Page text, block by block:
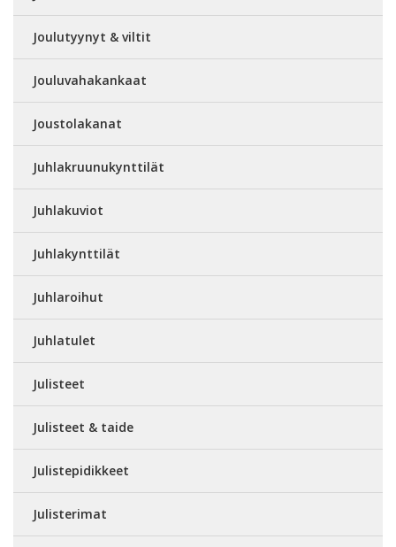
Joulutyynyt & viltit
Jouluvahakankaat
Joustolakanat
Juhlakruunukynttilät
Juhlakuviot
Juhlakynttilät
Juhlaroihut
Juhlatulet
Julisteet
Julisteet & taide
Julistepidikkeet
Julisterimat